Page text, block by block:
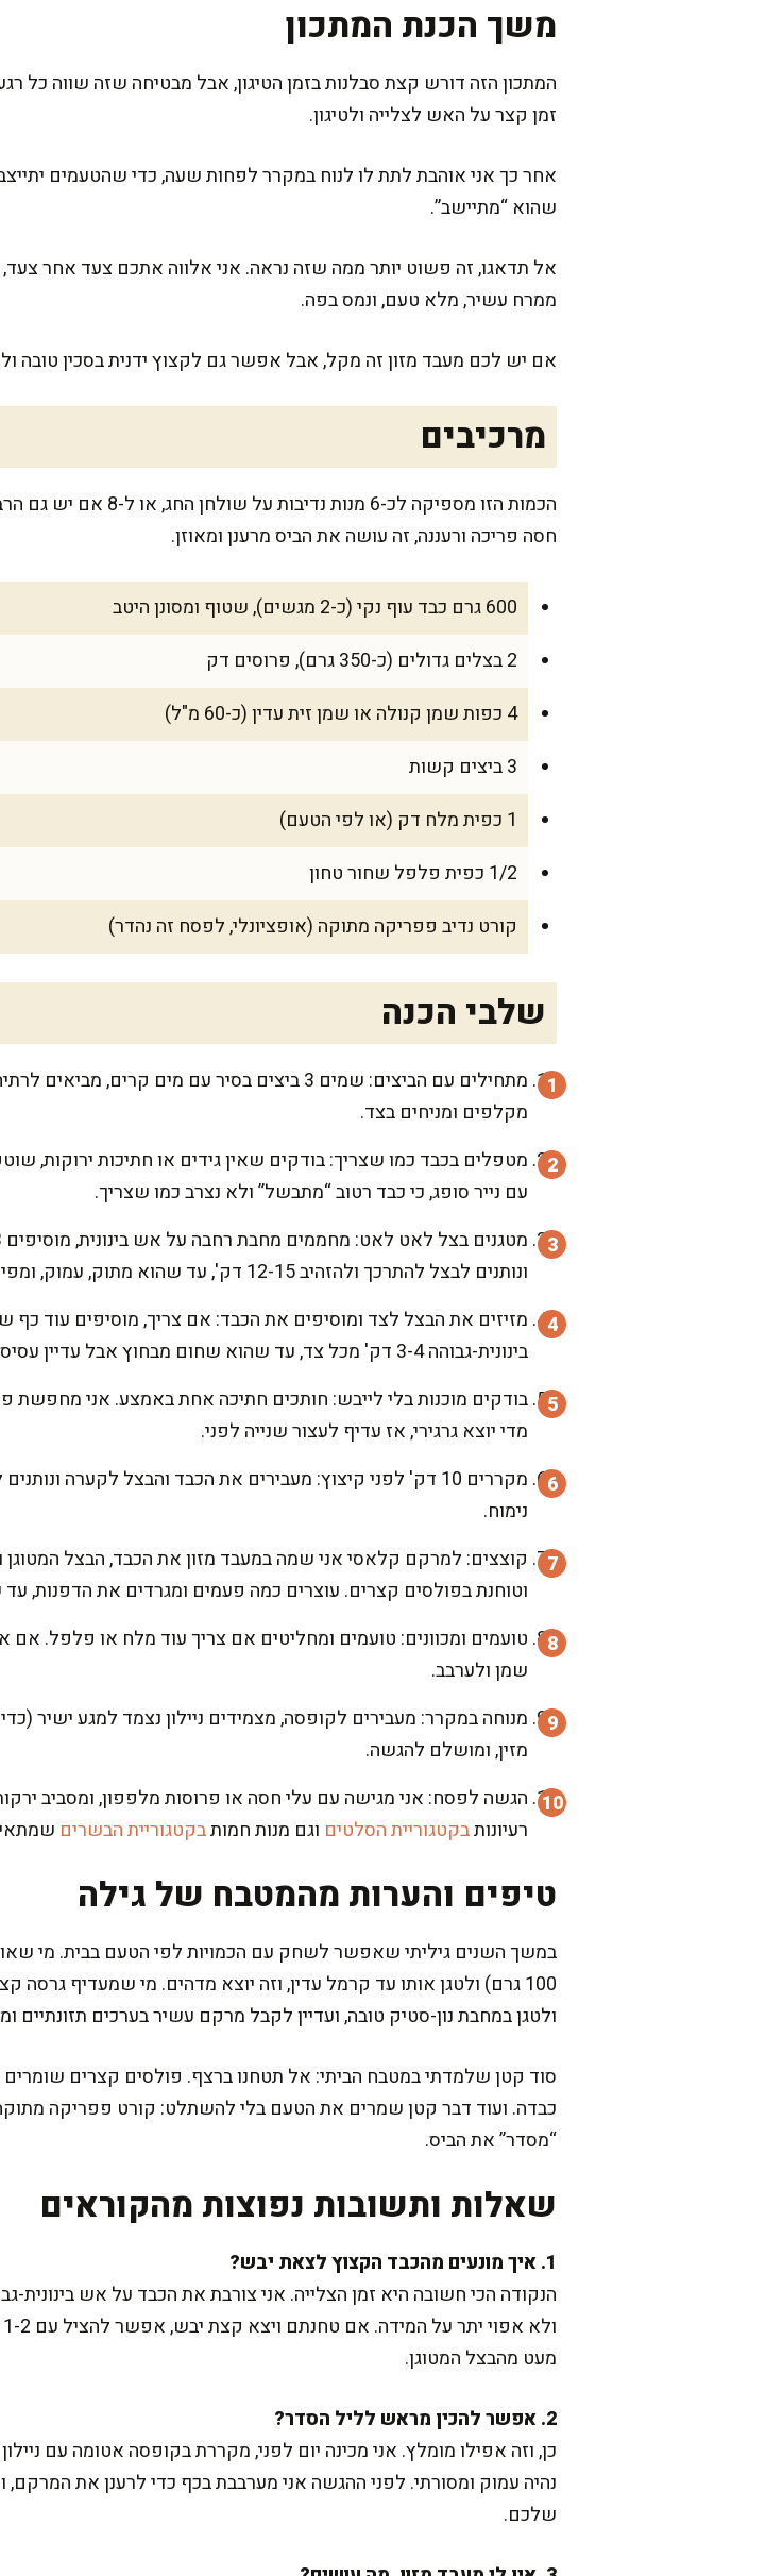
משך הכנת המתכון
זמן קצר על האש לצלייה ולטיגון.
אחר כך אני אוהבת לתת לו לנוח במקרר לפחות שעה, כדי שהטעמים
שהוא “מתיישב”.
אל תדאגו, זה פשוט יותר ממה שזה נראה. אני אלווה אתכם צעד אחר
ממרח עשיר, מלא טעם, ונמס בפה.
אם יש לכם מעבד מזון זה מקל, אבל אפשר גם לקצוץ ידנית בסכין טובה
מרכיבים
הכמות הזו מספיקה לכ-6
חסה פריכה ורעננה, זה עושה את הביס מרענן ומאוזן.
600 גרם כבד עוף נקי (כ-2 מגשים), שטוף ומסונן היטב
2 בצלים גדולים (כ-350 גרם), פרוסים דק
4 כפות שמן קנולה או שמן זית עדין (כ-60 מ"ל)
3 ביצים קשות
1 כפית מלח דק (או לפי הטעם)
1/2 כפית פלפל שחור טחון
קורט נדיב פפריקה מתוקה (אופציונלי, לפסח זה נהדר)
שלבי הכנה
מקלפים ומניחים בצד.
מטפלים בכבד כמו שצריך: בודקים שאין גידים או חתיכות ירוקות,
עם נייר סופג, כי כבד רטוב “מתבשל” ולא נצרב כמו שצריך.
ונותנים לבצל להתרכך ולהזהיב 12-15 דק', עד שהוא מתוק, עמוק, ומפיץ ריח נוסטלגי שממש מחמם את הלב.
מזיזים את הבצל לצד ומוסיפים את הכבד: אם צריך, מוסיפים עוד
בינונית-גבוהה 3-4 דק' מכל צד, עד שהוא שחום מבחוץ אבל עדיין עסיסי בפנים.
בודקים מוכנות בלי לייבש: חותכים חתיכה אחת באמצע. אני מחפשת
מדי יוצא גרגירי, אז עדיף לעצור שנייה לפני.
מקררים 10 דק' לפני קיצוץ: מעבירים את הכבד והבצל לקערה
נימוח.
קוצצים: למרקם קלאסי אני שמה במעבד מזון את הכבד, הבצל
וטוחנת בפולסים קצרים. עוצרים כמה פעמים ומגרדים את
טועמים ומכוונים: טועמים ומחליטים אם צריך עוד מלח או פלפל.
שמן ולערבב.
מנוחה במקרר: מעבירים לקופסה, מצמידים ניילון נצמד למגע ישיר
מזין, ומושלם להגשה.
הגשה לפסח: אני מגישה עם עלי חסה או פרוסות מלפפון, ומסביב
רעיונותבקטגוריית הסלטים וגם מנות חמותבקטגוריית הבשרים
טיפים והערות מהמטבח של גילה
ולטגן במחבת נון-סטיק טובה, ועדיין לקבל מרקם עשיר בערכים תזונתיים
סוד קטן שלמדתי במטבח הביתי: אל תטחנו ברצף. פולסים קצרים שומרים
כבדה. ועוד דבר קטן שמרים את הטעם בלי להשתלט: קורט פפריקה מתוקה
“מסדר” את הביס.
שאלות ותשובות נפוצות מהקוראים
1. איך מונעים מהכבד הקצוץ לצאת יבש?
הנקודה הכי חשובה היא זמן הצלייה. אני צורבת את הכבד על אש בינונית-
מעט מהבצל המטוגן.
2. אפשר להכין מראש לליל הסדר?
כן, וזה אפילו מומלץ. אני מכינה יום לפני, מקררת בקופסה אטומה עם
נהיה עמוק ומסורתי. לפני ההגשה אני מערבבת בכף כדי לרענן את
שלכם.